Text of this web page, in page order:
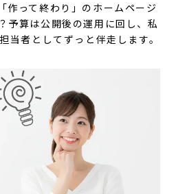
作って終わり」のホームページ
予算は公開後の運用に回し、私
当者としてずっと伴走します。